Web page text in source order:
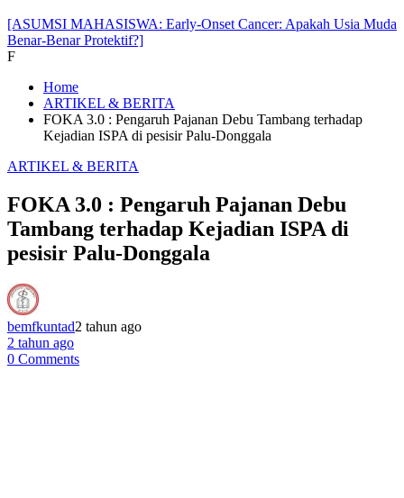
[ASUMSI MAHASISWA: Early-Onset Cancer: Apakah Usia Muda
Benar-Benar Protektif?]
F
Home
ARTIKEL & BERITA
FOKA 3.0 : Pengaruh Pajanan Debu Tambang terhadap
Kejadian ISPA di pesisir Palu-Donggala
ARTIKEL & BERITA
FOKA 3.0 : Pengaruh Pajanan Debu
Tambang terhadap Kejadian ISPA di
pesisir Palu-Donggala
bemfkuntad2 tahun ago
2 tahun ago
0 Comments